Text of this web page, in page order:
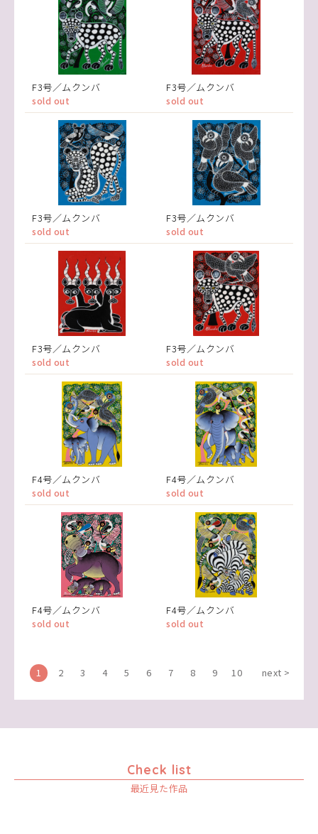
F3号／ムクンバ
sold out
F3号／ムクンバ
sold out
F3号／ムクンバ
sold out
F3号／ムクンバ
sold out
F3号／ムクンバ
sold out
F3号／ムクンバ
sold out
F4号／ムクンバ
sold out
F4号／ムクンバ
sold out
F4号／ムクンバ
sold out
F4号／ムクンバ
sold out
1 2 3 4 5 6 7 8 9 10 next >
Check list
最近見た作品